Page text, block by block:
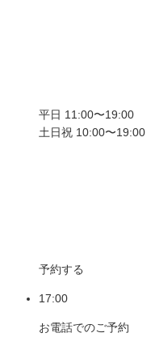
平日 11:00〜19:00
土日祝 10:00〜19:00
予約する
17:00
お電話でのご予約